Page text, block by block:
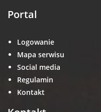
Portal
Logowanie
Mapa serwisu
Social media
Regulamin
Kontakt